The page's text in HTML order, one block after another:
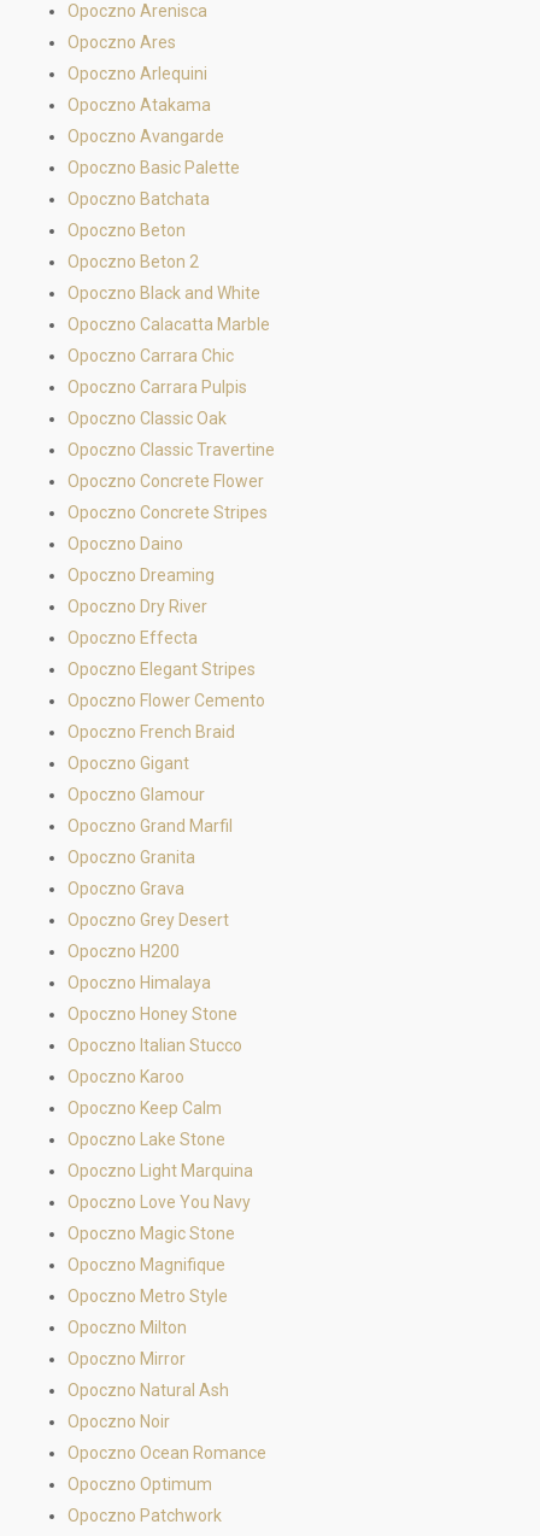
Opoczno Arenisca
Opoczno Ares
Opoczno Arlequini
Opoczno Atakama
Opoczno Avangarde
Opoczno Basic Palette
Opoczno Batchata
Opoczno Beton
Opoczno Beton 2
Opoczno Black and White
Opoczno Calacatta Marble
Opoczno Carrara Chic
Opoczno Carrara Pulpis
Opoczno Classic Oak
Opoczno Classic Travertine
Opoczno Concrete Flower
Opoczno Concrete Stripes
Opoczno Daino
Opoczno Dreaming
Opoczno Dry River
Opoczno Effecta
Opoczno Elegant Stripes
Opoczno Flower Cemento
Opoczno French Braid
Opoczno Gigant
Opoczno Glamour
Opoczno Grand Marfil
Opoczno Granita
Opoczno Grava
Opoczno Grey Desert
Opoczno H200
Opoczno Himalaya
Opoczno Honey Stone
Opoczno Italian Stucco
Opoczno Karoo
Opoczno Keep Calm
Opoczno Lake Stone
Opoczno Light Marquina
Opoczno Love You Navy
Opoczno Magic Stone
Opoczno Magnifique
Opoczno Metro Style
Opoczno Milton
Opoczno Mirror
Opoczno Natural Ash
Opoczno Noir
Opoczno Ocean Romance
Opoczno Optimum
Opoczno Patchwork